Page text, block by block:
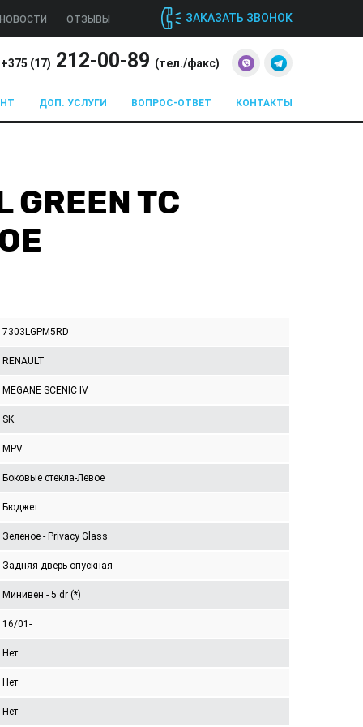
НОВОСТИ ОТЗЫВЫ ЗАКАЗАТЬ ЗВОНОК
+375 (17) 212-00-89 (тел./факс)
ДОП. УСЛУГИ ВОПРОС-ОТВЕТ КОНТАКТЫ
GREEN TC
7303LGPM5RD
RENAULT
MEGANE SCENIC IV
SK
MPV
Боковые стекла-Левое
Бюджет
Зеленое - Privacy Glass
Задняя дверь опускная
Минивен - 5 dr (*)
16/01-
Нет
Нет
Нет